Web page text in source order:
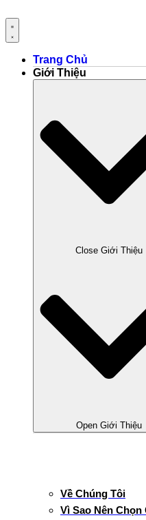
Trang Chủ
Giới Thiệu
Close Giới Thiệu
Open Giới Thiệu
Về Chúng Tôi
Vì Sao Nên Chọn